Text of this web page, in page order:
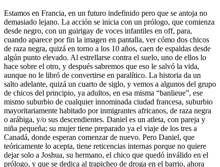
Estamos en Francia, en un futuro indefinido pero que se antoja no
demasiado lejano. La acción se inicia con un prólogo, que comienza
desde negro, con un guirigay de voces infantiles en off, para,
cuando aparece por fin la imagen en pantalla, ver cómo dos chicos
de raza negra, quizá en torno a los 10 años, caen de espaldas desde
algún punto elevado. Al estrellarse contra el suelo, uno de ellos lo
hace sobre el otro, y después sabremos que eso le salvó la vida,
aunque no le libró de convertirse en paralítico. La historia da un
salto adelante, quizá un cuarto de siglo, y vemos a algunos del grupo
de chicos del principio, ya adultos, en esa misma “banlieue”, ese
mismo suburbio de cualquier innominada ciudad francesa, suburbio
mayoritariamente habitado por inmigrantes africanos, de raza negra
o arábiga, y/o sus descendientes. Daniel es un atleta, con pareja y
niña pequeña; su mujer tiene preparado ya el viaje de los tres a
Canadá, donde esperan comenzar de nuevo. Pero Daniel, que
teóricamente lo acepta, tiene reticencias internas porque no quiere
dejar solo a Joshua, su hermano, el chico que quedó inválido en el
prólogo, y que se dedica al trapicheo de droga en el barrio, ahora